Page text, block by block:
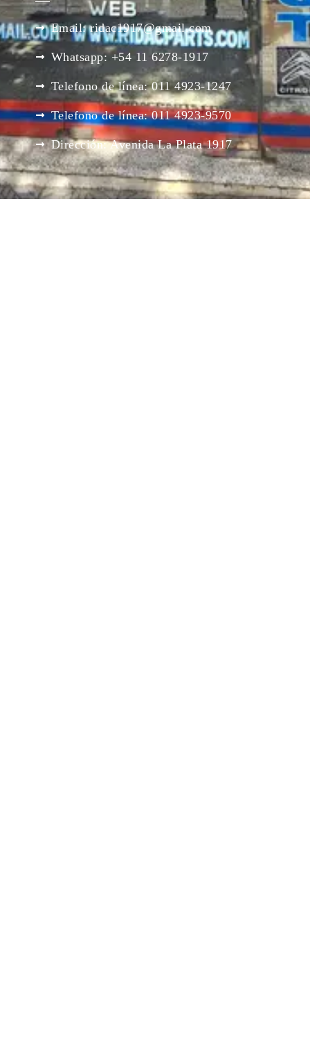
Email: ridac1917@gmail.com
Whatsapp: +54 11 6278-1917
Telefono de línea: 011 4923-1247
Telefono de línea: 011 4923-9570
Dirección: Avenida La Plata 1917